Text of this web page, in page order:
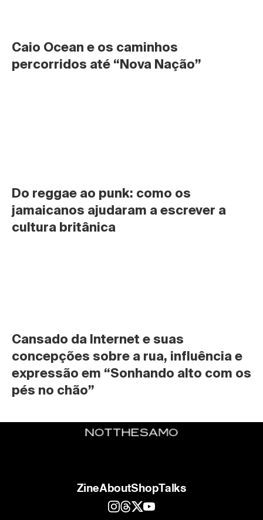
Caio Ocean e os caminhos
percorridos até “Nova Nação”
Do reggae ao punk: como os
jamaicanos ajudaram a escrever a
cultura britânica
Cansado da Internet e suas
concepções sobre a rua, influência e
expressão em “Sonhando alto com os
pés no chão”
ZineAboutShop Talks